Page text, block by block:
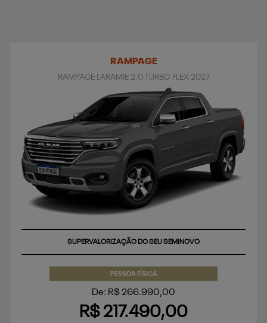
RAMPAGE
RAMPAGE LARAMIE 2.0 TURBO FLEX 2027
SUPERVALORIZAÇÃO DO SEU SEMINOVO
PESSOA FÍSICA
De: R$ 266.990,00
R$ 217.490,00